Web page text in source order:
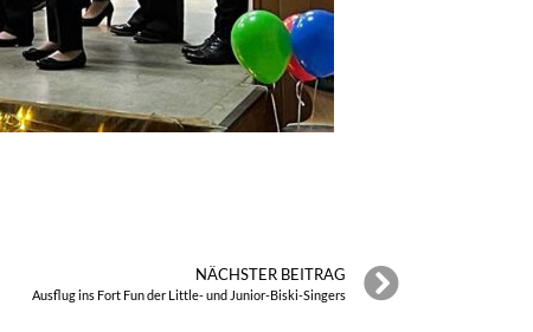
NÄCHSTER BEITRAG
Ausflug ins Fort Fun der Little- und Junior-Biski-Singers